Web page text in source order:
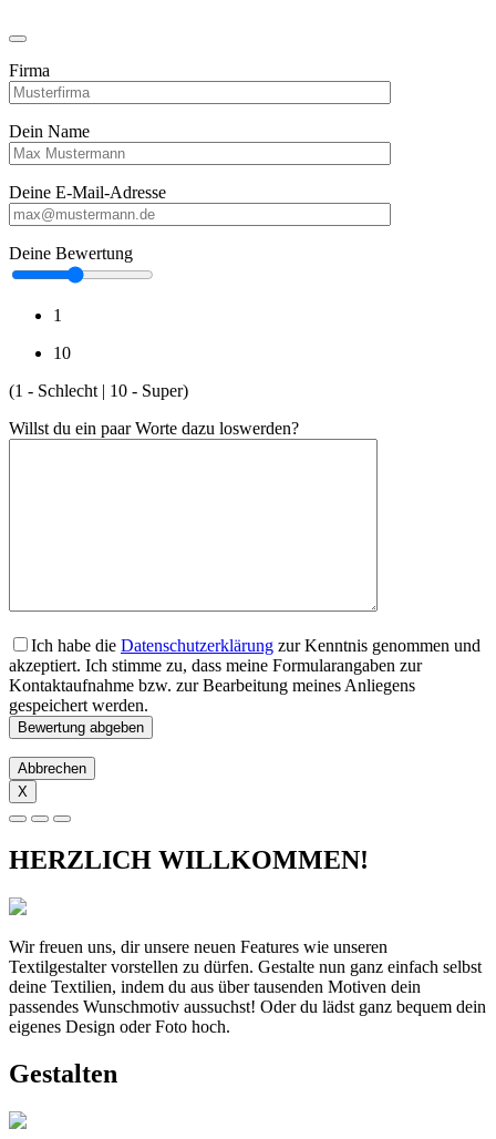
Firma
Dein Name
Deine E-Mail-Adresse
Deine Bewertung
1
10
(1 - Schlecht | 10 - Super)
Willst du ein paar Worte dazu loswerden?
Ich habe die Datenschutzerklärung zur Kenntnis genommen und
akzeptiert. Ich stimme zu, dass meine Formularangaben zur
Kontaktaufnahme bzw. zur Bearbeitung meines Anliegens
gespeichert werden.
Abbrechen
X
HERZLICH WILLKOMMEN!
Wir freuen uns, dir unsere neuen Features wie unseren
Textilgestalter vorstellen zu dürfen. Gestalte nun ganz einfach selbst
deine Textilien, indem du aus über tausenden Motiven dein
passendes Wunschmotiv aussuchst! Oder du lädst ganz bequem dein
eigenes Design oder Foto hoch.
Gestalten